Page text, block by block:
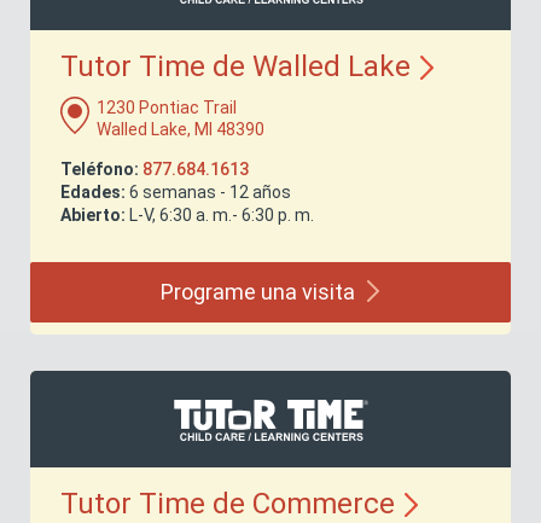
Tutor Time de Walled Lake
1230 Pontiac Trail
Walled Lake, MI 48390
Teléfono: 877.684.1613
Edades: 6 semanas - 12 años
Abierto: L-V, 6:30 a. m.- 6:30 p. m.
Programe una visita
Tutor Time de Commerce